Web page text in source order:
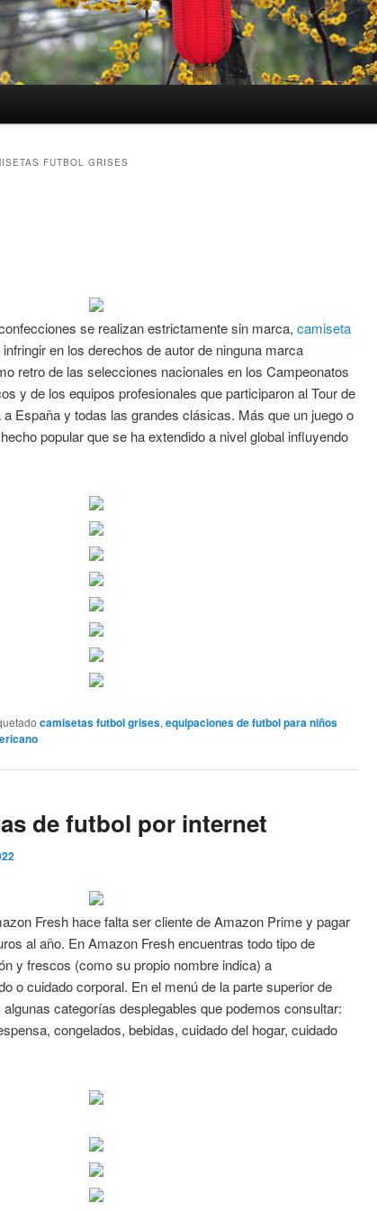
FUTBOL GRISES
se realizan estrictamente sin marca, camiseta
en los derechos de autor de ninguna marca
retro de las selecciones nacionales en los Campeonatos
y de los equipos profesionales que participaron al Tour de
a España y todas las grandes clásicas. Más que un juego o
popular que se ha extendido a nivel global influyendo
camisetas futbol grises, equipaciones de futbol para niños
de futbol por internet
Fresh hace falta ser cliente de Amazon Prime y pagar
al año. En Amazon Fresh encuentras todo tipo de
y frescos (como su propio nombre indica) a
o cuidado corporal. En el menú de la parte superior de
categorías desplegables que podemos consultar:
congelados, bebidas, cuidado del hogar, cuidado